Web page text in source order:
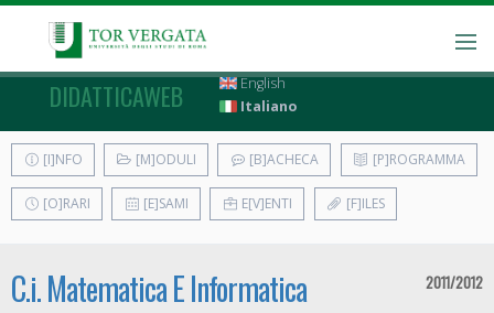
DIDATTICAWEB
English
Italiano
[I]NFO [M]ODULI [B]ACHECA [P]ROGRAMMA
[O]RARI [E]SAMI E[V]ENTI [F]ILES
C.i. Matematica E Informatica 2011/2012